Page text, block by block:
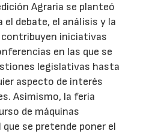
Agraria se planteó
el debate, el análisis y la
contribuyen iniciativas
en las que se
legislativas hasta
aspecto de interés
Asimismo, la feria
de máquinas
se pretende poner el